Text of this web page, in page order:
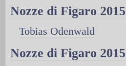
Nozze di Figaro 2015
Tobias Odenwald
Nozze di Figaro 2015